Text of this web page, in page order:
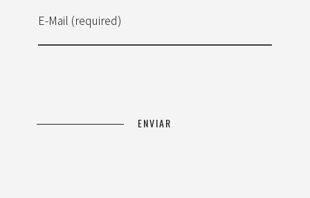
E-Mail (required)